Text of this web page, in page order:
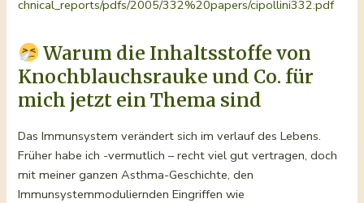
chnical_reports/pdfs/2005/332%20papers/cipollini332.pdf
Warum die Inhaltsstoffe von
Knochblauchsrauke und Co. für
mich jetzt ein Thema sind
Das Immunsystem verändert sich im verlauf des Lebens.
Früher habe ich -vermutlich – recht viel gut vertragen, doch
mit meiner ganzen Asthma-Geschichte, den
Immunsystemmoduliernden Eingriffen wie